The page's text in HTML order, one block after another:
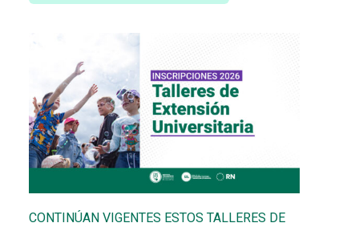
CONTINÚAN VIGENTES ESTOS TALLERES DE